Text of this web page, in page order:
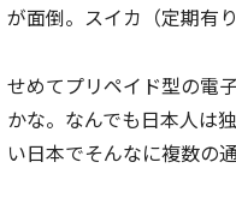
が面倒。スイカ（定期有
せめてプリペイド型の電
かな。なんでも日本人は
い日本でそんなに複数の